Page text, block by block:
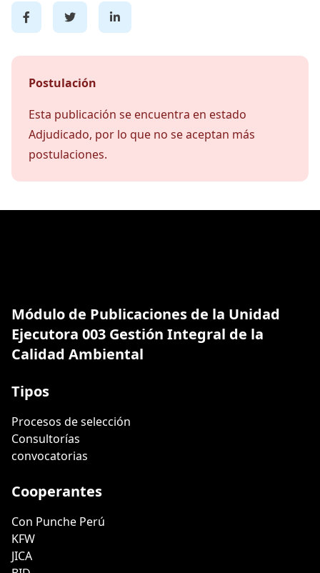
Postulación
Esta publicación se encuentra en estado
Adjudicado, por lo que no se aceptan más
postulaciones.
Módulo de Publicaciones de la Unidad
Ejecutora 003 Gestión Integral de la
Calidad Ambiental
Tipos
Procesos de selección
Consultorías
convocatorias
Cooperantes
Con Punche Perú
KFW
JICA